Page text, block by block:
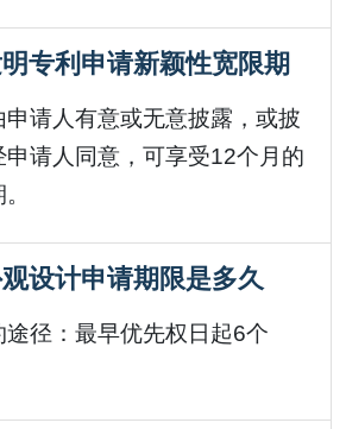
专利申请新颖性宽限期
申请人有意或无意披露，或披
申请人同意，可享受12个月的
设计申请期限是多久
途径：最早优先权日起6个